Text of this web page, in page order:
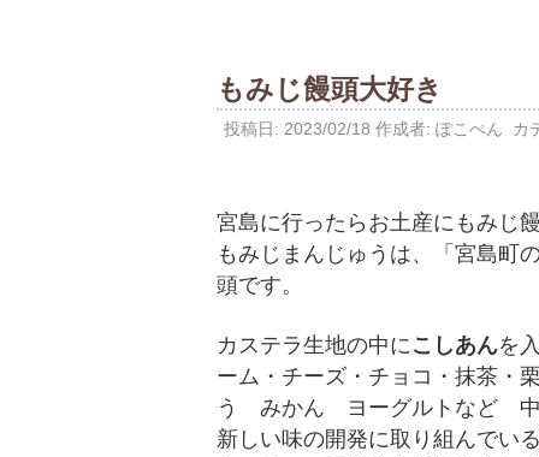
もみじ饅頭大好き
投稿日: 2023/02/18 作成者: ぽこぺん カ
宮島に行ったらお土産にもみじ
もみじまんじゅうは、「宮島町
頭です。
カステラ生地の中にこしあんを
ーム・チーズ・チョコ・抹茶・
う みかん ヨーグルトなど 中
新しい味の開発に取り組んでい